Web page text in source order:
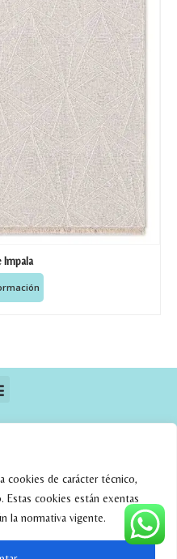
cookies de carácter técnico,
Estas cookies están exentas
la normativa vigente.
Impala
Designed By W Media